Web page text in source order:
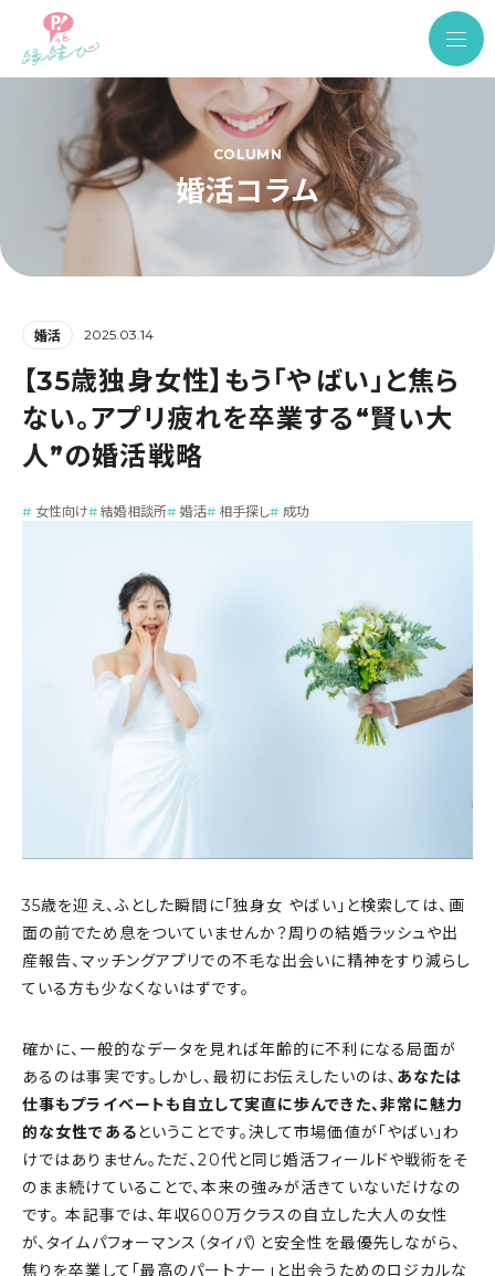
COLUMN
婚活コラム
婚活 2025.03.14
【35歳独身女性】もう「やばい」と焦ら
ない。アプリ疲れを卒業する“賢い大
人”の婚活戦略
女性向け 結婚相談所 婚活 相手探し 成功
35歳を迎え、ふとした瞬間に「独身女 やばい」と検索しては、画
面の前でため息をついていませんか？周りの結婚ラッシュや出
産報告、マッチングアプリでの不毛な出会いに精神をすり減らし
ている方も少なくないはずです。
確かに、一般的なデータを見れば年齢的に不利になる局面が
あるのは事実です。しかし、最初にお伝えしたいのは、 あなたは
仕事もプライベートも自立して実直に歩んできた、非常に魅力
的な女性であるということです。決して市場価値が「やばい」わ
けではありません。ただ、20代と同じ婚活フィールドや戦術をそ
のまま続けていることで、本来の強みが活きていないだけなの
です。 本記事では、年収600万クラスの自立した大人の女性
が、タイムパフォーマンス（タイパ）と安全性を最優先しながら、
焦りを卒業して「最高のパートナー」と出会うためのロジカルな